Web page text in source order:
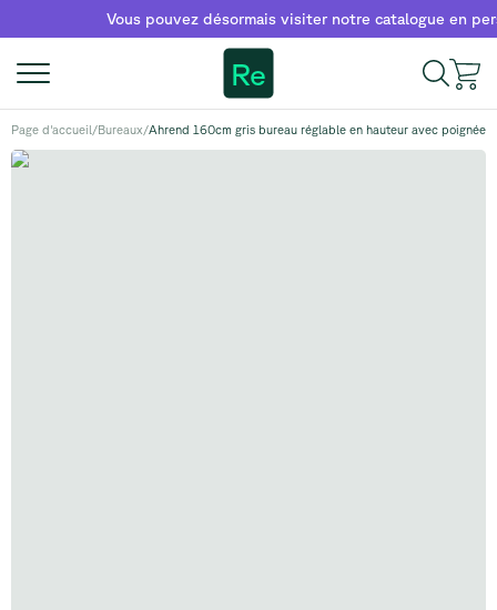
Vous pouvez désormais visiter notre catalogue en
Re
Page d'accueil/Bureaux/Ahrend 160cm gris bureau réglable en hauteur avec poignée